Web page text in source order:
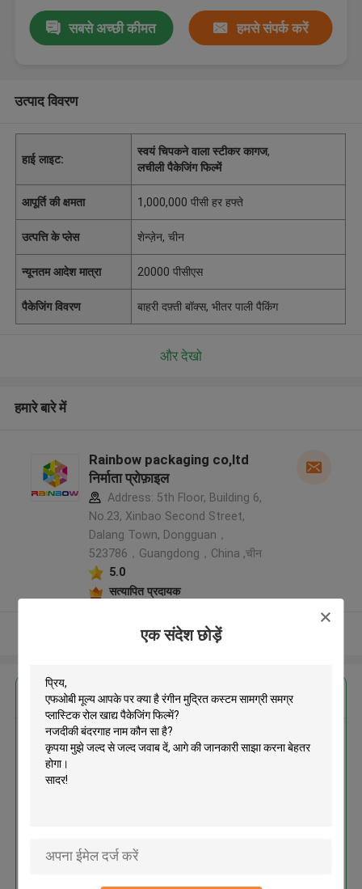
एक संदेश छोड़ें
सबसे अच्छी कीमत हमसे संपर्क करें
उत्पाद विवरण
हाई लाइट:
स्वयं चिपकने वाला स्टीकर कागज,
लचीली पैकेजिंग फिल्में
आपूर्ति की क्षमता 1,000,000 पीसी हर हफ्ते
उत्पत्ति के प्लेस शेन्ज़ेन, चीन
न्यूनतम आदेश मात्रा 20000 पीसीएस
पैकेजिंग विवरण बाहरी दफ़्ती बॉक्स, भीतर पाली पैकिंग
और देखो
हमारे बारे में
Rainbow packaging co,ltd
निर्माता प्रोफ़ाइल
Address: 5th Floor, Building 6,
No.23, Xinbao Second Street,
Dalang Town, Dongguan，
523786，Guangdong，China ,चीन
5.0
सत्यापित प्रदायक
और देखो
सबसे उत्तम प्रतिदान प्राप्त करें
रंगीन मुद्रित कस्टम सामग्री समग्र